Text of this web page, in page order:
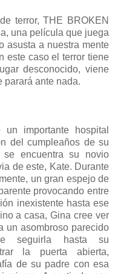
terror, THE BROKEN
una película que juega
asusta a nuestra mente
este caso el terror tiene
desconocido, viene
parará ante nada.
importante hospital
del cumpleaños de su
encuentra su novio
de este, Kate. Durante
un gran espejo de
provocando entre
inexistente hasta ese
a casa, Gina cree ver
un asombroso parecido
seguirla hasta su
la puerta abierta,
de su padre con esa